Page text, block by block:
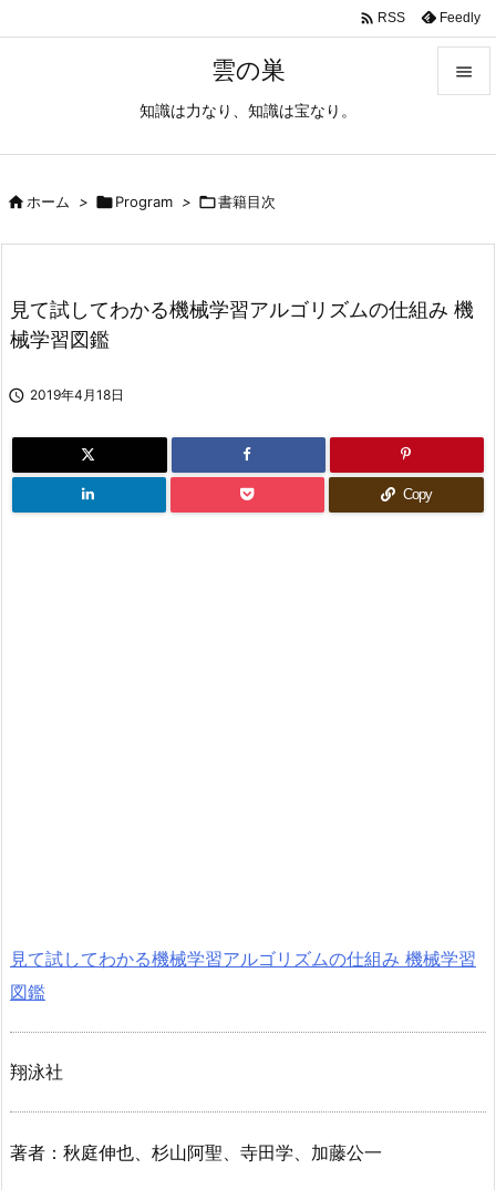
雲の巣
知識は力なり、知識は宝なり。

次へ
 RSS Feedly
ホーム > Program > 書籍目次
見て試してわかる機械学習アルゴリズムの仕組み 機
械学習図鑑
 2019年4月18日
Copy
見て試してわかる機械学習アルゴリズムの仕組み 機械学習
図鑑
翔泳社
著者：秋庭伸也、杉山阿聖、寺田学、加藤公一